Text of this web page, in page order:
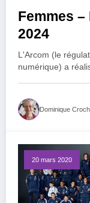
Femmes
2024
L'Arcom (le
numérique) a
Dominique
20 mars 2020